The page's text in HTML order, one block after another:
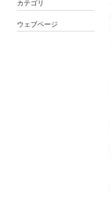
カテゴリ
ウェブページ